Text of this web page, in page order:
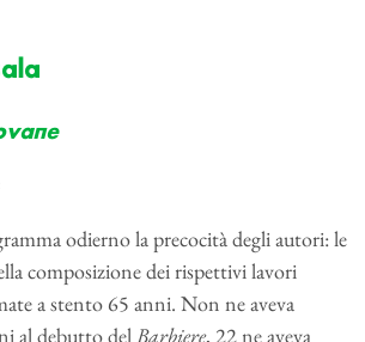
odierno la precocità degli autori: le
composizione dei rispettivi lavori
a stento 65 anni. Non ne aveva
al debutto del Barbiere, 22 ne aveva